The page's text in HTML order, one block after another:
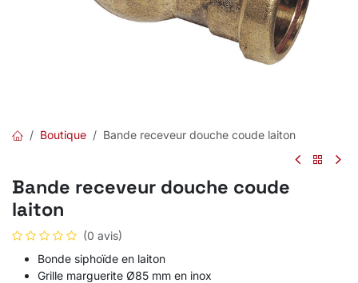
Boutique Bande receveur douche coude laiton
Bande receveur douche coude
laiton
(0 avis)
Bonde siphoïde en laiton
Grille marguerite Ø85 mm en inox